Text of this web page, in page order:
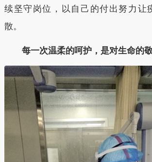
续坚守岗位，以自己的付出努力让
散。
每一次温柔的呵护，是对生命的